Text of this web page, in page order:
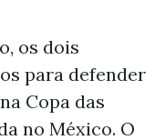
os dois
para defender
Copa das
no México. O